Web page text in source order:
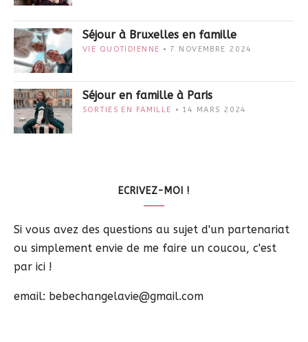
Séjour à Bruxelles en famille
VIE QUOTIDIENNE 7 NOVEMBRE 2024
Séjour en famille à Paris
SORTIES EN FAMILLE 14 MARS 2024
ECRIVEZ-MOI !
Si vous avez des questions au sujet d'un partenariat
ou simplement envie de me faire un coucou, c'est
par ici !
email: bebechangelavie@gmail.com